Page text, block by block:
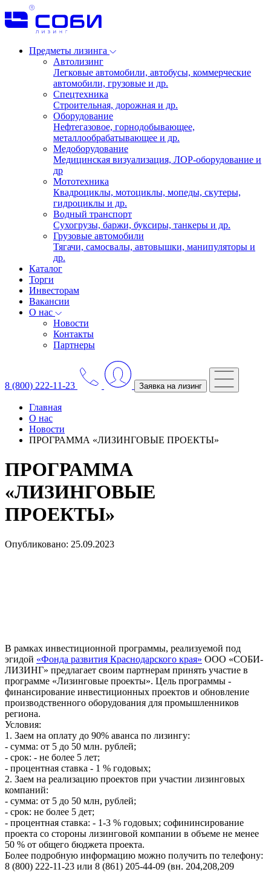
Предметы лизинга
Автолизинг
Легковые автомобили, автобусы, коммерческие
автомобили, грузовые и др.
Спецтехника
Строительная, дорожная и др.
Оборудование
Нефтегазовое, горнодобывающее,
металлообрабатывающее и др.
Медоборудование
Медицинская визуализация, ЛОР-оборудование и
др
Мототехника
Квадроциклы, мотоциклы, мопеды, скутеры,
гидроциклы и др.
Водный транспорт
Сухогрузы, баржи, буксиры, танкеры и др.
Грузовые автомобили
Тягачи, самосвалы, автовышки, манипуляторы и
др.
Каталог
Торги
Инвесторам
Вакансии
О нас
Новости
Контакты
Партнеры
8 (800) 222-11-23 Заявка на лизинг
Главная
О нас
Новости
ПРОГРАММА «ЛИЗИНГОВЫЕ ПРОЕКТЫ»
ПРОГРАММА
«ЛИЗИНГОВЫЕ
ПРОЕКТЫ»
Опубликовано: 25.09.2023
В рамках инвестиционной программы, реализуемой под
эгидой «Фонда развития Краснодарского края» ООО «СОБИ-
ЛИЗИНГ» предлагает своим партнерам принять участие в
программе «Лизинговые проекты». Цель программы -
финансирование инвестиционных проектов и обновление
производственного оборудования для промышленников
региона.
Условия:
1. Заем на оплату до 90% аванса по лизингу:
- сумма: от 5 до 50 млн. рублей;
- срок: - не более 5 лет;
- процентная ставка - 1 % годовых;
2. Заем на реализацию проектов при участии лизинговых
компаний:
- сумма: от 5 до 50 млн, рублей;
- срок: не более 5 дет;
- процентная ставка: - 1-3 % годовых; софининсирование
проекта со стороны лизинговой компании в объеме не менее
50 % от общего бюджета проекта.
Более подробную информацию можно получить по телефону:
8 (800) 222-11-23 или 8 (861) 205-44-09 (вн. 204,208,209